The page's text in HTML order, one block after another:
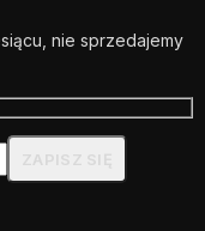
nie sprzedajemy